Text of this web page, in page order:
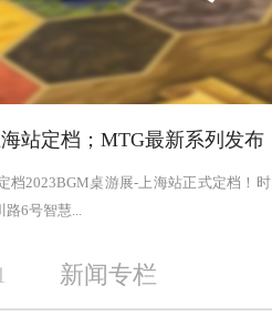
站定档；MTG最新系列发布
档2023BGM桌游展-上海站正式定档！
路6号智慧...
新闻专栏